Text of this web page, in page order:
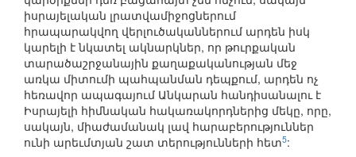
իսրայելական լրատվամիջոցներում
հրապարակվող վերլուծականներում արդեն իսկ
կարելի է նկատել ակնարկներ, որ թուրքական
տարածաշրջանային քաղաքականության մեջ
առկա միտումի պահպանման դեպքում, արդեն ոչ
հեռավոր ապագայում Անկարան հանդիսանալու է
Իսրայելի հիմնական հակառակորդներից մեկը, որը,
սակայն, միաժամանակ լավ հարաբերություններ
ունի արեւմտյան շատ տերությունների հետ5: